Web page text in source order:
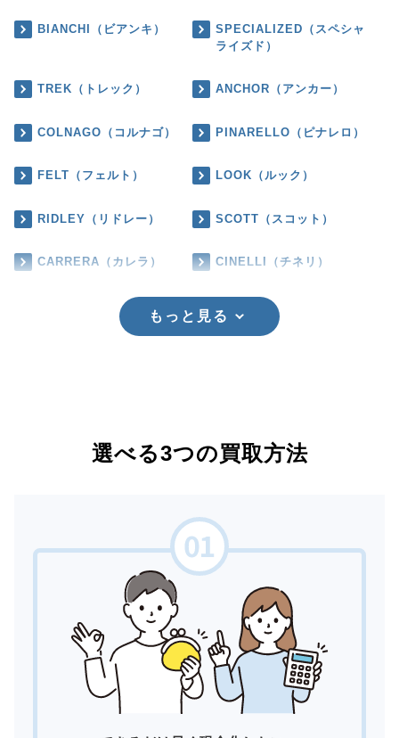
BIANCHI（ビアンキ）
SPECIALIZED（スペシャ
ライズド）
TREK（トレック） ANCHOR（アンカー）
COLNAGO（コルナゴ） PINARELLO（ピナレロ）
FELT（フェルト） LOOK（ルック）
RIDLEY（リドレー） SCOTT（スコット）
CARRERA（カレラ） CINELLI（チネリ）
もっと見る
選べる3つの買取方法